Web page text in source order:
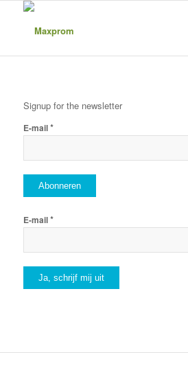
Signup for the newsletter
E-mail*
E-mail*